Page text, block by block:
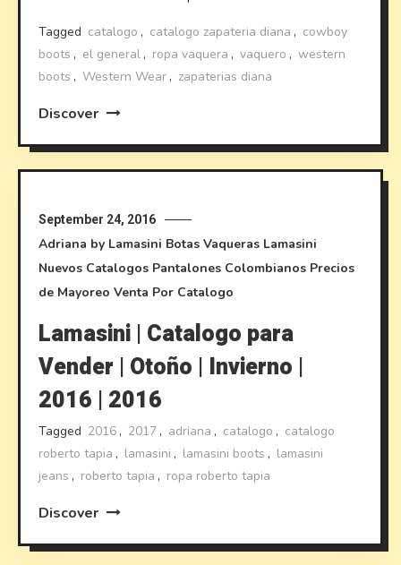
Tagged catalogo , catalogo zapateria diana , cowboy
boots , el general , ropa vaquera , vaquero , western
boots , Western Wear , zapaterias diana
Discover
September 24, 2016
Adriana by Lamasini Botas Vaqueras Lamasini
Nuevos Catalogos Pantalones Colombianos Precios
de Mayoreo Venta Por Catalogo
Lamasini | Catalogo para
Vender | Otoño | Invierno |
2016 | 2016
Tagged 2016 , 2017 , adriana , catalogo , catalogo
roberto tapia , lamasini , lamasini boots , lamasini
jeans , roberto tapia , ropa roberto tapia
Discover